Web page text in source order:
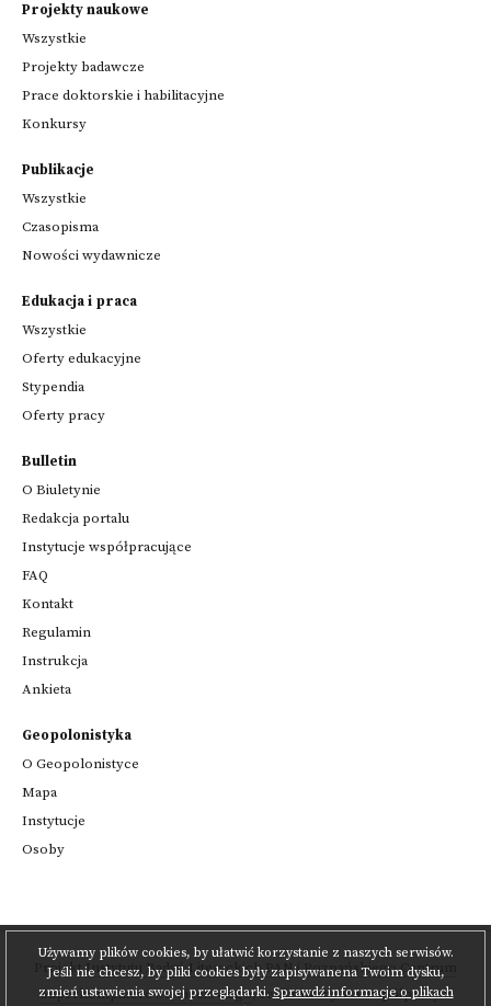
Używamy plików cookies, by ułatwić korzystanie z naszych serwisów.
Jeśli nie chcesz, by pliki cookies były zapisywanena Twoim dysku,
zmień ustawienia swojej przeglądarki. Sprawdź informacje o plikach
Projekty naukowe
Wszystkie
Projekty badawcze
Prace doktorskie i habilitacyjne
Konkursy
Publikacje
Wszystkie
Czasopisma
Nowości wydawnicze
Edukacja i praca
Wszystkie
Oferty edukacyjne
Stypendia
Oferty pracy
Bulletin
O Biuletynie
Redakcja portalu
Instytucje współpracujące
FAQ
Kontakt
Regulamin
Instrukcja
Ankieta
Geopolonistyka
O Geopolonistyce
Mapa
Instytucje
Osoby
ProjektInstytutu Badań Literackich PANiPoznańskiego Centrum
Superkomputerowo-Sieciowego,realizowany we współpracy z